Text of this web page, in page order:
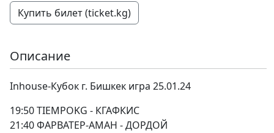
Купить билет (ticket.kg)
Описание
Inhouse-Кубок г. Бишкек игра 25.01.24
19:50 TIEMPOKG - КГАФКИС
21:40 ФАРВАТЕР-АМАН - ДОРДОЙ